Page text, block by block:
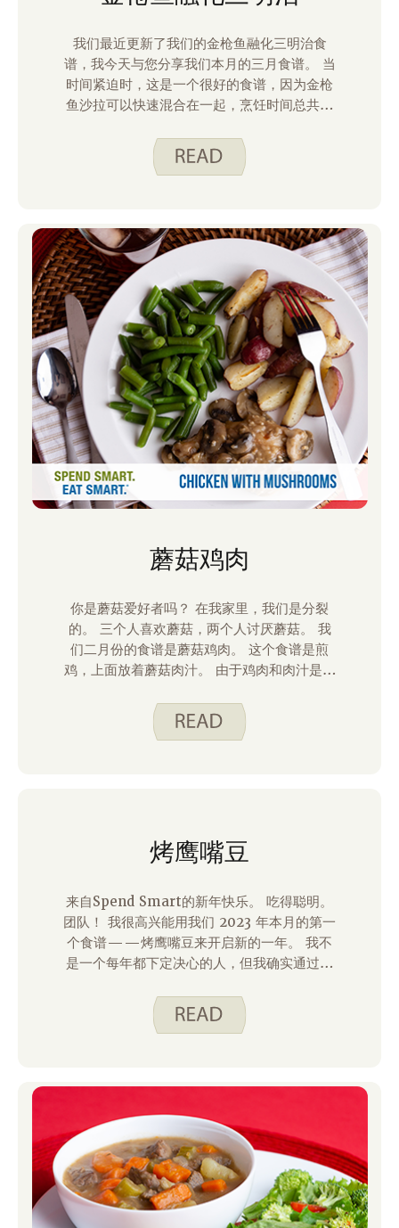
我们最近更新了我们的金枪鱼融化三明治食
谱，我今天与您分享我们本月的三月食谱。 当
时间紧迫时，这是一个很好的食谱，因为金枪
鱼沙拉可以快速混合在一起，烹饪时间总共只
蘑菇鸡肉
你是蘑菇爱好者吗？ 在我家里，我们是分裂
的。 三个人喜欢蘑菇，两个人讨厌蘑菇。 我
们二月份的食谱是蘑菇鸡肉。 这个食谱是煎
鸡，上面放着蘑菇肉汁。 由于鸡肉和肉汁是分
可以吃他们的鸡肉原味。 而且，对于我们蘑菇
爱好者来说，我们得到了额外的蘑菇肉汁。
烤鹰嘴豆
来自Spend Smart的新年快乐。 吃得聪明。
团队！ 我很高兴能用我们 2023 年本月的第一
个食谱——烤鹰嘴豆来开启新的一年。 我不
是一个每年都下定决心的人，但我确实通过提
学习。 当我开始为网站测试和编写这个食谱
时，我不得不多次提醒自己愿意尝试新事物。